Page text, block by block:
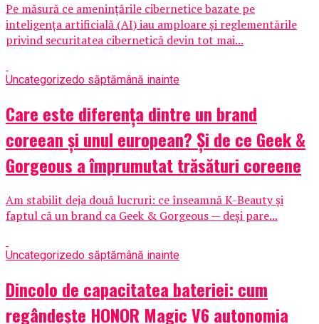
Pe măsură ce amenințările cibernetice bazate pe
inteligența artificială (AI) iau amploare și reglementările
privind securitatea cibernetică devin tot mai...
Uncategorizedo săptămână inainte
Care este diferența dintre un brand
coreean și unul european? Și de ce Geek &
Gorgeous a împrumutat trăsături coreene
Am stabilit deja două lucruri: ce înseamnă K-Beauty și
faptul că un brand ca Geek & Gorgeous — deși pare...
Uncategorizedo săptămână inainte
Dincolo de capacitatea bateriei: cum
regândește HONOR Magic V6 autonomia